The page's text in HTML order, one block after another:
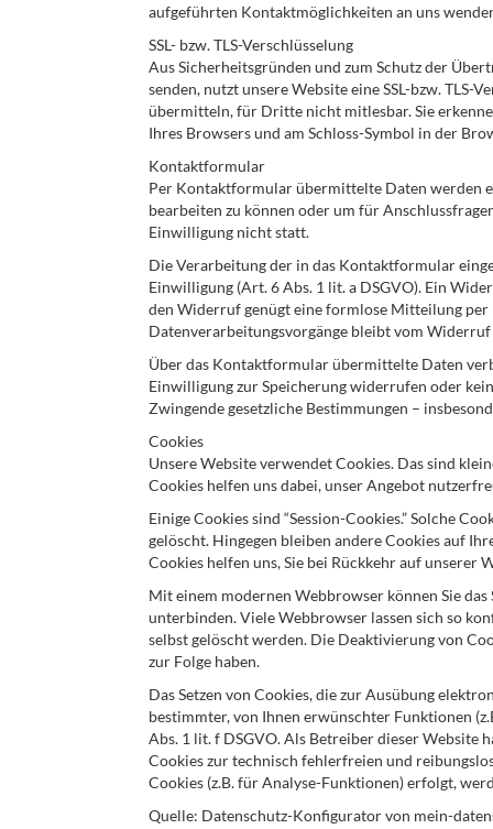
aufgeführten Kontaktmöglichkeiten an uns
SSL- bzw. TLS-Verschlüsselung
Aus Sicherheitsgründen und zum Schutz der
senden, nutzt unsere Website eine SSL-bzw. TLS-
übermitteln, für Dritte nicht mitlesbar. Sie
Ihres Browsers und am Schloss-Symbol in der
Kontaktformular
Per Kontaktformular übermittelte Daten werden
bearbeiten zu können oder um für
Einwilligung nicht statt.
Die Verarbeitung der in das Kontaktformular
Einwilligung (Art. 6 Abs. 1 lit. a DSGVO). Ein
den Widerruf genügt eine formlose Mitteilung
Datenverarbeitungsvorgänge bleibt vom
Über das Kontaktformular übermittelte Daten
Einwilligung zur Speicherung widerrufen oder
Zwingende gesetzliche Bestimmungen –
Cookies
Unsere Website verwendet Cookies. Das sind
Cookies helfen uns dabei, unser Angebot
Einige Cookies sind “Session-Cookies.” Solche
gelöscht. Hingegen bleiben andere Cookies auf
Cookies helfen uns, Sie bei Rückkehr auf unserer
Mit einem modernen Webbrowser können Sie
unterbinden. Viele Webbrowser lassen sich so
selbst gelöscht werden. Die Deaktivierung von
zur Folge haben.
Das Setzen von Cookies, die zur Ausübung
bestimmter, von Ihnen erwünschter Funktionen
Abs. 1 lit. f DSGVO. Als Betreiber dieser Website
Cookies zur technisch fehlerfreien und
Cookies (z.B. für Analyse-Funktionen) erfolgt,
Quelle: Datenschutz-Konfigurator von mein-